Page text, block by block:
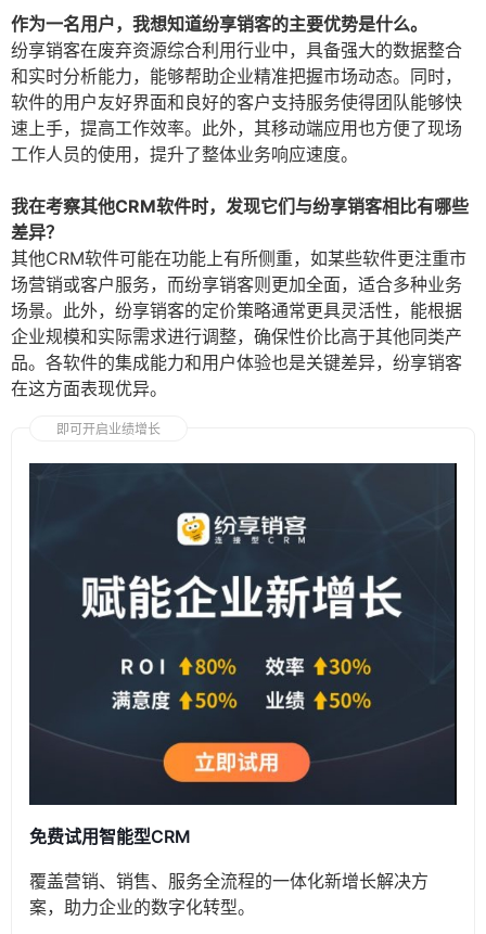
作为一名用户，我想知道纷享销客的主要优势是什么。
纷享销客在废弃资源综合利用行业中，具备强大的数据整合
和实时分析能力，能够帮助企业精准把握市场动态。同时，
软件的用户友好界面和良好的客户支持服务使得团队能够快
速上手，提高工作效率。此外，其移动端应用也方便了现场
工作人员的使用，提升了整体业务响应速度。
我在考察其他CRM软件时，发现它们与纷享销客相比有哪些
差异？
其他CRM软件可能在功能上有所侧重，如某些软件更注重市
场营销或客户服务，而纷享销客则更加全面，适合多种业务
场景。此外，纷享销客的定价策略通常更具灵活性，能根据
企业规模和实际需求进行调整，确保性价比高于其他同类产
品。各软件的集成能力和用户体验也是关键差异，纷享销客
在这方面表现优异。
即可开启业绩增长
免费试用智能型CRM
覆盖营销、销售、服务全流程的一体化新增长解决方
案，助力企业的数字化转型。